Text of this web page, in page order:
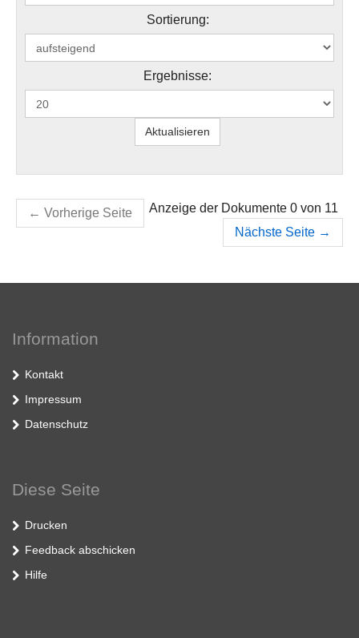
Sortierung:
Ergebnisse:
← Vorherige Seite
Anzeige der Dokumente 0 von 11
Nächste Seite →
Information
Kontakt
Impressum
Datenschutz
Diese Seite
Drucken
Feedback abschicken
Hilfe